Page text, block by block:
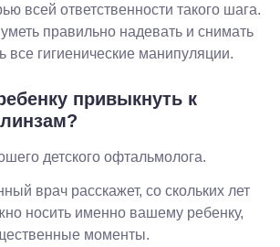
всей ответственности такого шага.
правильно надевать и снимать
все гигиенические манипуляции.
привыкнуть к
детского офтальмолога.
врач расскажет, со скольких лет
носить именно вашему ребенку,
моменты.